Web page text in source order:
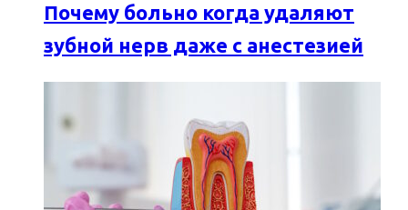
Почему больно когда удаляют
зубной нерв даже с анестезией